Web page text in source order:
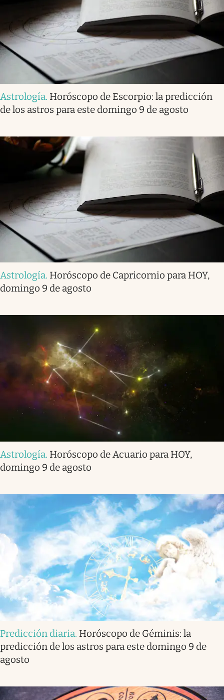
Astrología. Horóscopo de Escorpio: la predicción
de los astros para este domingo 9 de agosto
Astrología. Horóscopo de Capricornio para HOY,
domingo 9 de agosto
Astrología. Horóscopo de Acuario para HOY,
domingo 9 de agosto
Predicción diaria. Horóscopo de Géminis: la
predicción de los astros para este domingo 9 de
agosto